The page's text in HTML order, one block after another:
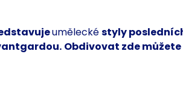
uměleckéstyly
Obdivovat zde můžete